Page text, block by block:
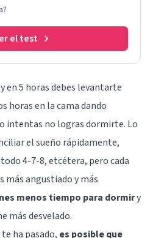
el test
en 5 horas debes levantarte
horas en la cama dando
intentas no logras dormirte. Lo
el sueño rápidamente,
4-7-8, etcétera, pero cada
más angustiado y más
menos tiempo para dormiry
más desvelado.
ha pasado, es posible que